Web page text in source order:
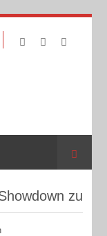
Suche
zu